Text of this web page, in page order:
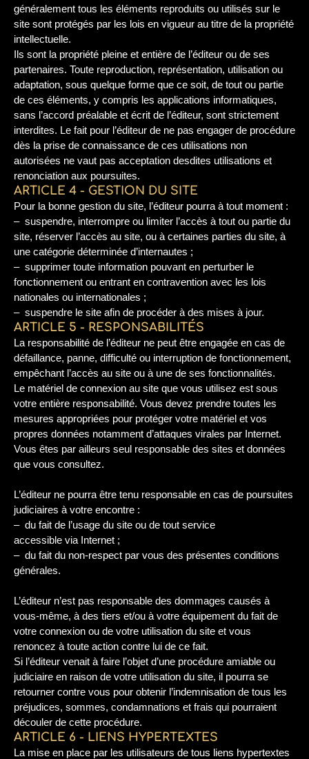
généralement tous les éléments reproduits ou utilisés sur le
site sont protégés par les lois en vigueur au titre de la propriété
intellectuelle.
Ils sont la propriété pleine et entière de l’éditeur ou de ses
partenaires. Toute reproduction, représentation, utilisation ou
adaptation, sous quelque forme que ce soit, de tout ou partie
de ces éléments, y compris les applications informatiques,
sans l’accord préalable et écrit de l’éditeur, sont strictement
interdites. Le fait pour l’éditeur de ne pas engager de procédure
dès la prise de connaissance de ces utilisations non
autorisées ne vaut pas acceptation desdites utilisations et
renonciation aux poursuites.
ARTICLE 4 - GESTION DU SITE
Pour la bonne gestion du site, l’éditeur pourra à tout moment :
– suspendre, interrompre ou limiter l’accès à tout ou partie du
site, réserver l’accès au site, ou à certaines parties du site, à
une catégorie déterminée d’internautes ;
– supprimer toute information pouvant en perturber le
fonctionnement ou entrant en contravention avec les lois
nationales ou internationales ;
– suspendre le site afin de procéder à des mises à jour.
ARTICLE 5 - RESPONSABILITÉS
La responsabilité de l’éditeur ne peut être engagée en cas de
défaillance, panne, difficulté ou interruption de fonctionnement,
empêchant l’accès au site ou à une de ses fonctionnalités.
Le matériel de connexion au site que vous utilisez est sous
votre entière responsabilité. Vous devez prendre toutes les
mesures appropriées pour protéger votre matériel et vos
propres données notamment d’attaques virales par Internet.
Vous êtes par ailleurs seul responsable des sites et données
que vous consultez.
L’éditeur ne pourra être tenu responsable en cas de poursuites
judiciaires à votre encontre :
– du fait de l’usage du site ou de tout service
accessible via Internet ;
– du fait du non-respect par vous des présentes conditions
générales.
L’éditeur n’est pas responsable des dommages causés à
vous-même, à des tiers et/ou à votre équipement du fait de
votre connexion ou de votre utilisation du site et vous
renoncez à toute action contre lui de ce fait.
Si l’éditeur venait à faire l’objet d’une procédure amiable ou
judiciaire en raison de votre utilisation du site, il pourra se
retourner contre vous pour obtenir l’indemnisation de tous les
préjudices, sommes, condamnations et frais qui pourraient
découler de cette procédure.
ARTICLE 6 - LIENS HYPERTEXTES
La mise en place par les utilisateurs de tous liens hypertextes